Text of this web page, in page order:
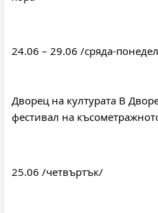
24.06 – 29.06 /сряда-
Дворец на културата В
фестивал на
25.06 /четвъртък/